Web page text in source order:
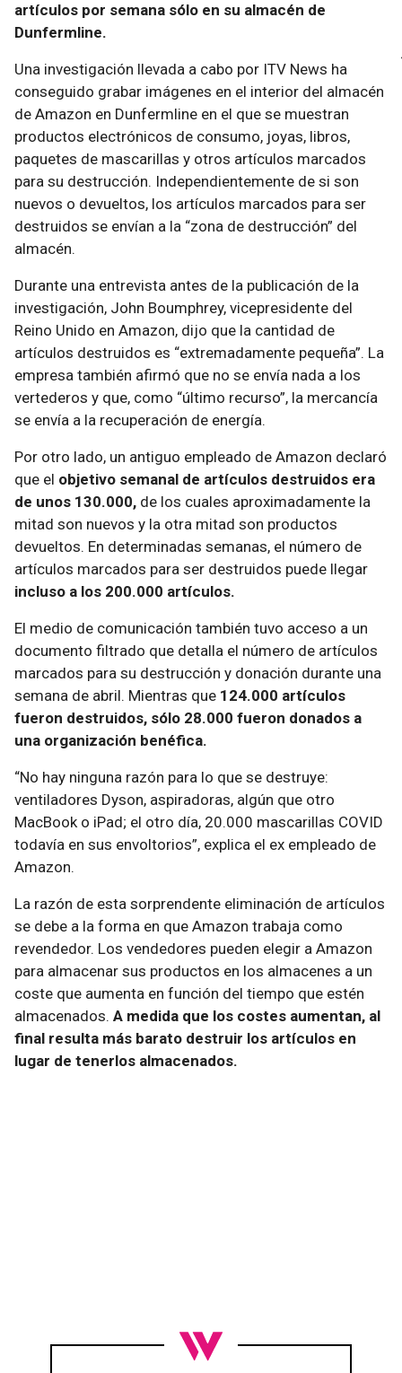
artículos por semana sólo en su almacén de
Dunfermline.
Una investigación llevada a cabo por ITV News ha
conseguido grabar imágenes en el interior del almacén
de Amazon en Dunfermline en el que se muestran
productos electrónicos de consumo, joyas, libros,
paquetes de mascarillas y otros artículos marcados
para su destrucción. Independientemente de si son
nuevos o devueltos, los artículos marcados para ser
destruidos se envían a la “zona de destrucción” del
almacén.
Durante una entrevista antes de la publicación de la
investigación, John Boumphrey, vicepresidente del
Reino Unido en Amazon, dijo que la cantidad de
artículos destruidos es “extremadamente pequeña”. La
empresa también afirmó que no se envía nada a los
vertederos y que, como “último recurso”, la mercancía
se envía a la recuperación de energía.
Por otro lado, un antiguo empleado de Amazon declaró
que el objetivo semanal de artículos destruidos era
de unos 130.000, de los cuales aproximadamente la
mitad son nuevos y la otra mitad son productos
devueltos. En determinadas semanas, el número de
artículos marcados para ser destruidos puede llegar
incluso a los 200.000 artículos.
El medio de comunicación también tuvo acceso a un
documento filtrado que detalla el número de artículos
marcados para su destrucción y donación durante una
semana de abril. Mientras que 124.000 artículos
fueron destruidos, sólo 28.000 fueron donados a
una organización benéfica.
“No hay ninguna razón para lo que se destruye:
ventiladores Dyson, aspiradoras, algún que otro
MacBook o iPad; el otro día, 20.000 mascarillas COVID
todavía en sus envoltorios”, explica el ex empleado de
Amazon.
La razón de esta sorprendente eliminación de artículos
se debe a la forma en que Amazon trabaja como
revendedor. Los vendedores pueden elegir a Amazon
para almacenar sus productos en los almacenes a un
coste que aumenta en función del tiempo que estén
almacenados. A medida que los costes aumentan, al
final resulta más barato destruir los artículos en
lugar de tenerlos almacenados.